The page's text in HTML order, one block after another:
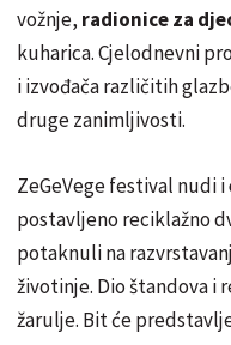
vožnje, radionice za
kuharica. Cjelodnevni
i izvođača različitih
druge zanimljivosti.
ZeGeVege festival nudi i
postavljeno reciklažno
potaknuli na
životinje. Dio štandova i
žarulje. Bit će